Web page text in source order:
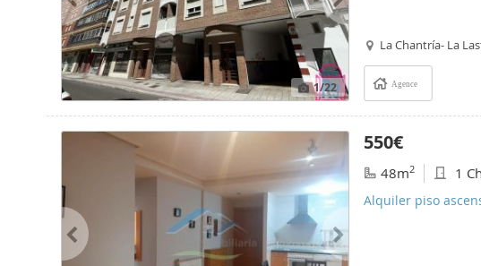
1/22
La Chantría- La
Agence
550€
48m2 1
Alquiler piso